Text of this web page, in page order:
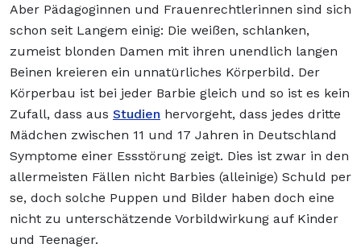
Aber Pädagoginnen und Frauenrechtlerinnen sind sich
schon seit Langem einig: Die weißen, schlanken,
zumeist blonden Damen mit ihren unendlich langen
Beinen kreieren ein unnatürliches Körperbild. Der
Körperbau ist bei jeder Barbie gleich und so ist es kein
Zufall, dass aus Studien hervorgeht, dass jedes dritte
Mädchen zwischen 11 und 17 Jahren in Deutschland
Symptome einer Essstörung zeigt. Dies ist zwar in den
allermeisten Fällen nicht Barbies (alleinige) Schuld per
se, doch solche Puppen und Bilder haben doch eine
nicht zu unterschätzende Vorbildwirkung auf Kinder
und Teenager.